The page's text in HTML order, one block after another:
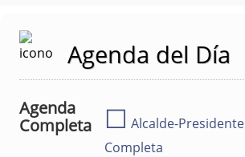
Agenda del Día
Agenda
Completa
☐ Alcalde-Presidente
Completa